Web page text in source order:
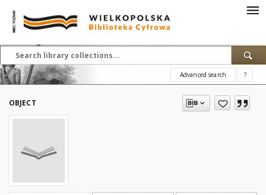
Advanced search ?
OBJECT